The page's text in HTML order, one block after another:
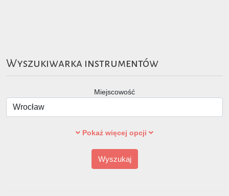
Wyszukiwarka instrumentów
Miejscowość
Pokaż więcej opcji
Wyszukaj